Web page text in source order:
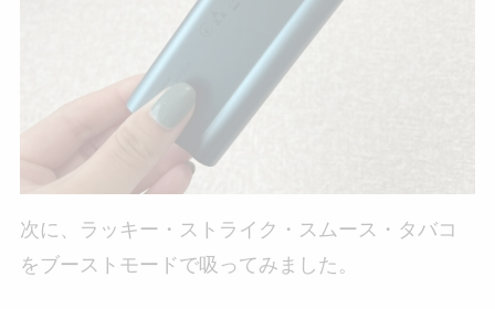
次に、ラッキー・ストライク・スムース・タバコ
をブーストモードで吸ってみました。